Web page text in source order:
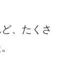
、たくさ